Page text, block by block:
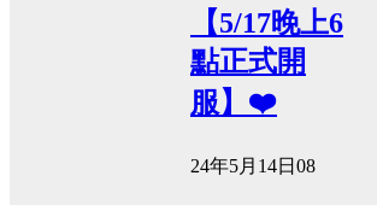
【5/17晚上6
點正式開
服】❤️
24年5月14日 08